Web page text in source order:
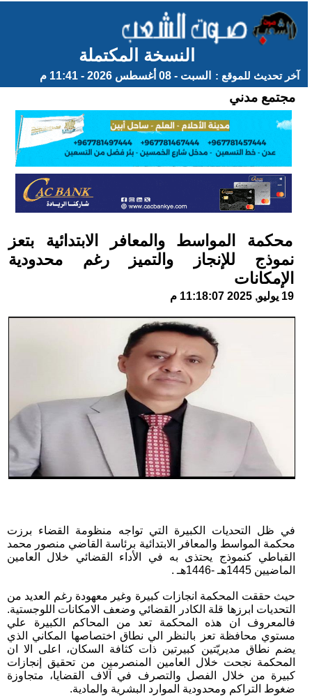
النسخة المكتملة
آخر تحديث للموقع : السبت - 08 أغسطس 2026 - 11:41 م
مجتمع مدني
محكمة المواسط والمعافر الابتدائية بتعز
نموذج للإنجاز والتميز رغم محدودية
الإمكانات
19 يوليو, 2025 11:18:07 م
في ظل التحديات الكبيرة التي تواجه منظومة القضاء برزت
محكمة المواسط والمعافر الابتدائية برئاسة القاضي منصور محمد
القباطي كنموذج يحتذى به في الأداء القضائي خلال العامين
الماضيين 1445هـ -1446هـ .
حيث حققت المحكمة انجازات كبيرة وغير معهودة رغم العديد من
التحديات ابرزها قلة الكادر القضائي وضعف الامكانات اللوجستية.
فالمعروف ان هذه المحكمة تعد من المحاكم الكبيرة علي
مستوي محافظة تعز بالنظر الي نطاق اختصاصها المكاني الذي
يضم نطاق مديريّتين كبيرتين ذات كثافة السكان، اعلى الا ان
المحكمة نجحت خلال العامين المنصرمين من تحقيق إنجازات
كبيرة من خلال الفصل والتصرف في آلاف القضايا، متجاوزة
ضغوط التراكم ومحدودية الموارد البشرية والمادية.